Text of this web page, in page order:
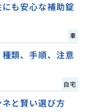
も安心な補助錠
車
類、手順、注意
自宅
と賢い選び方